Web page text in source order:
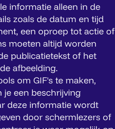
informatie alleen in de
zoals de datum en tijd
een oproep tot actie of
moeten altijd worden
publicatietekst of het
afbeelding.
om GIF's te maken,
je een beschrijving
deze informatie wordt
door schermlezers of